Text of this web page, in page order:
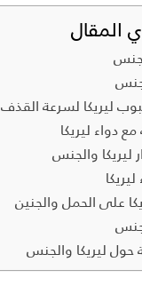
المقال
ليريكا لسرعة القذف
دواء ليريكا
ليريكا والجنس
على الحمل والجنين
حول ليريكا والجنس